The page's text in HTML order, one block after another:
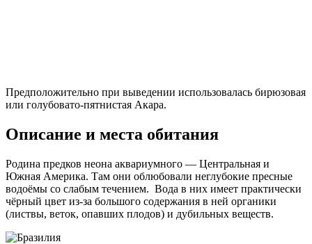
Предположительно при выведении использовалась бирюзовая
или голубовато-пятнистая Акара.
Описание и места обитания
Родина предков неона аквариумного — Центральная и
Южная Америка. Там они облюбовали неглубокие пресные
водоёмы со слабым течением. Вода в них имеет практически
чёрный цвет из-за большого содержания в ней органики
(листвы, веток, опавших плодов) и дубильных веществ.